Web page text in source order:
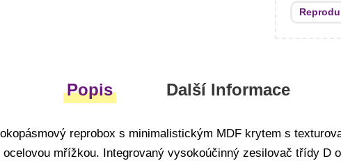
Popis Další Informace
reprobox s minimalistickým MDF krytem s
ocelovou mřížkou. Integrovaný vysokoúčinný zesilovač třídy D